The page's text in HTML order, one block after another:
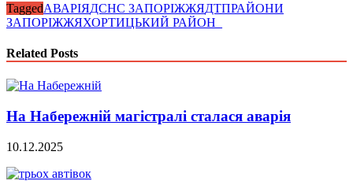
TaggedАВАРІЯДСНС ЗАПОРІЖЖЯДТПРАЙОНИ
ЗАПОРІЖЖЯХОРТИЦЬКИЙ РАЙОН_
Related Posts
На Набережній магістралі сталася аварія
10.12.2025